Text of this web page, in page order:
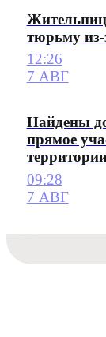
тюрьму
12:26
7 АВГ
Найдены
прямое
09:28
7 АВГ